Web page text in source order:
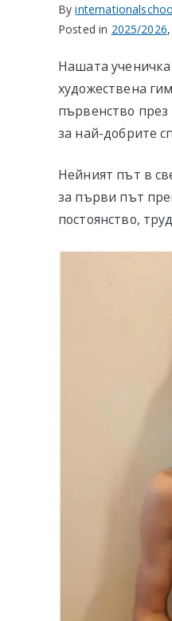
By
Posted in 2025/2026,
Нашата
художествена
първенство през
за най-добрите
Нейният път в
за първи път
постоянство,